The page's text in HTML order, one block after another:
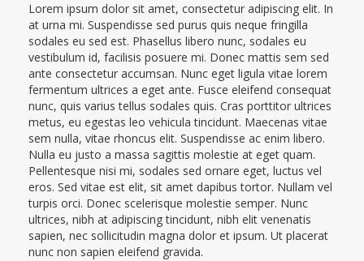
Lorem ipsum dolor sit amet, consectetur adipiscing elit. In
at urna mi. Suspendisse sed purus quis neque fringilla
sodales eu sed est. Phasellus libero nunc, sodales eu
vestibulum id, facilisis posuere mi. Donec mattis sem sed
ante consectetur accumsan. Nunc eget ligula vitae lorem
fermentum ultrices a eget ante. Fusce eleifend consequat
nunc, quis varius tellus sodales quis. Cras porttitor ultrices
metus, eu egestas leo vehicula tincidunt. Maecenas vitae
sem nulla, vitae rhoncus elit. Suspendisse ac enim libero.
Nulla eu justo a massa sagittis molestie at eget quam.
Pellentesque nisi mi, sodales sed ornare eget, luctus vel
eros. Sed vitae est elit, sit amet dapibus tortor. Nullam vel
turpis orci. Donec scelerisque molestie semper. Nunc
ultrices, nibh at adipiscing tincidunt, nibh elit venenatis
sapien, nec sollicitudin magna dolor et ipsum. Ut placerat
nunc non sapien eleifend gravida.